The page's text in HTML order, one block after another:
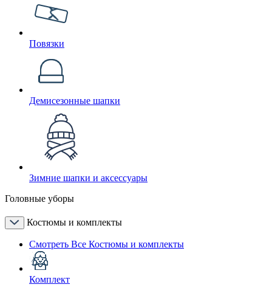
Повязки
Демисезонные шапки
Зимние шапки и аксессуары
Головные уборы
Костюмы и комплекты
Смотреть Все Костюмы и комплекты
Комплект